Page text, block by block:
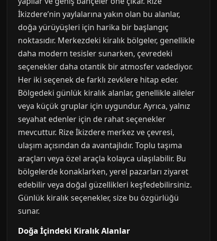
İkizdere’nin yaylalarına yakın olan bu alanlar,
doğa yürüyüşleri için harika bir başlangıç
noktasıdır. Merkezdeki kiralık bölgeler, genellikle
daha modern tesisler sunarken, çevredeki
seçenekler daha otantik bir atmosfer vadediyor.
Her iki seçenek de farklı zevklere hitap eder.
Bölgedeki günlük kiralık alanlar, genellikle aileler
veya küçük gruplar için uygundur. Ayrıca, yalnız
seyahat edenler için de rahat seçenekler
mevcuttur. Rize İkizdere merkez ve çevresi,
ulaşım açısından da avantajlıdır. Toplu taşıma
araçları veya özel araçla kolayca ulaşılabilir. Bu
bölgelerde konaklarken, yerel pazarları ziyaret
edebilir veya doğal güzellikleri keşfedebilirsiniz.
Günlük kiralık seçenekler, size bu özgürlüğü
sunar.
Doğa İçindeki Kiralık Alanlar